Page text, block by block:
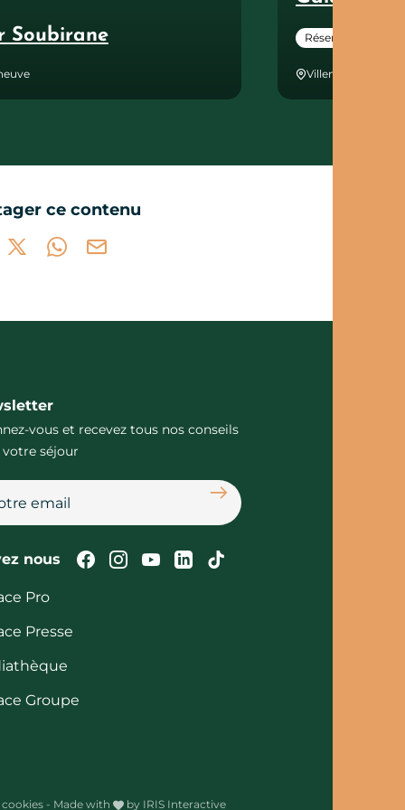
Soubirane Réservable en
Villeneuve
ce contenu
sur Facebook (nouvelle fenêtre)
Partager sur X / Twitter (nouvelle fenêtre)
Partager sur WhatsApp
Partager par mail
vous et recevez tous nos conseils
séjour
S'abonner
nous Suivez-nous sur Facebook
Suivez-nous sur Instagram
Suivez-nous sur Youtube
Suivez-nous sur
Pro
Presse
Groupe
- Made with by IRIS Interactive